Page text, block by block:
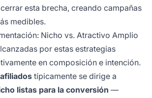
esta brecha, creando campañas
medibles.
Nicho vs. Atractivo Amplio
por estas estrategias
en composición e intención.
típicamente se dirige a
listas para la conversión —